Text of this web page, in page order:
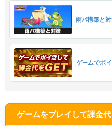
雨パ構築と
ゲームでポ
ゲームをプレイして課金代